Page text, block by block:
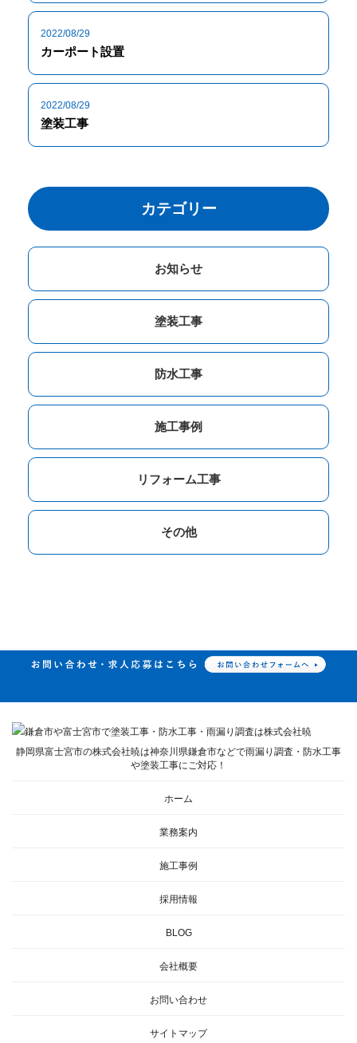
2022/08/29
カーポート設置
2022/08/29
塗装工事
カテゴリー
お知らせ
塗装工事
防水工事
施工事例
リフォーム工事
その他
静岡県富士宮市の株式会社暁は神奈川県鎌倉市などで雨漏り調査・防水工事
や塗装工事にご対応！
ホーム
業務案内
施工事例
採用情報
BLOG
会社概要
お問い合わせ
サイトマップ